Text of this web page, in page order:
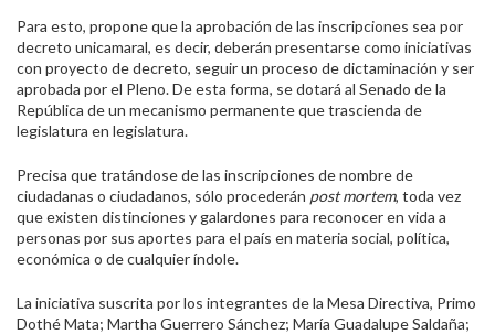
Para esto, propone que la aprobación de las inscripciones sea por
decreto unicamaral, es decir, deberán presentarse como iniciativas
con proyecto de decreto, seguir un proceso de dictaminación y ser
aprobada por el Pleno. De esta forma, se dotará al Senado de la
República de un mecanismo permanente que trascienda de
legislatura en legislatura.
Precisa que tratándose de las inscripciones de nombre de
ciudadanas o ciudadanos, sólo procederán post mortem, toda vez
que existen distinciones y galardones para reconocer en vida a
personas por sus aportes para el país en materia social, política,
económica o de cualquier índole.
La iniciativa suscrita por los integrantes de la Mesa Directiva, Primo
Dothé Mata; Martha Guerrero Sánchez; María Guadalupe Saldaña;